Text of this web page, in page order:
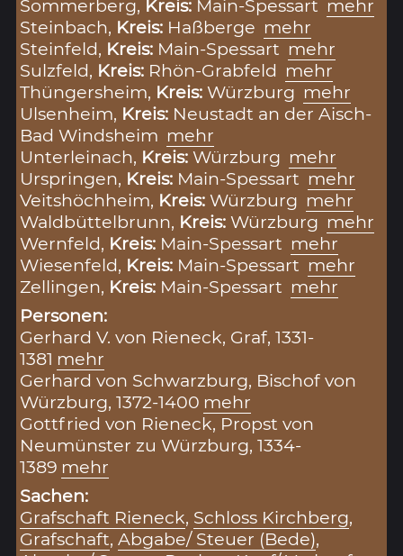
Sommerberg, Kreis: Main-Spessart mehr
Steinbach, Kreis: Haßberge mehr
Steinfeld, Kreis: Main-Spessart mehr
Sulzfeld, Kreis: Rhön-Grabfeld mehr
Thüngersheim, Kreis:Würzburg mehr
Ulsenheim, Kreis: Neustadt an der Aisch-
Bad Windsheim mehr
Unterleinach, Kreis:Würzburg mehr
Urspringen, Kreis: Main-Spessart mehr
Veitshöchheim, Kreis:Würzburg mehr
Waldbüttelbrunn, Kreis:Würzburg mehr
Wernfeld, Kreis: Main-Spessart mehr
Wiesenfeld, Kreis: Main-Spessart mehr
Zellingen, Kreis: Main-Spessart mehr
Personen:
Gerhard V. von Rieneck, Graf, 1331-
1381 mehr
Gerhard von Schwarzburg, Bischof von
Würzburg, 1372-1400 mehr
Gottfried von Rieneck, Propst von
Neumünster zu Würzburg, 1334-
1389 mehr
Sachen:
Grafschaft Rieneck, Schloss Kirchberg,
Grafschaft,Abgabe/ Steuer (Bede),